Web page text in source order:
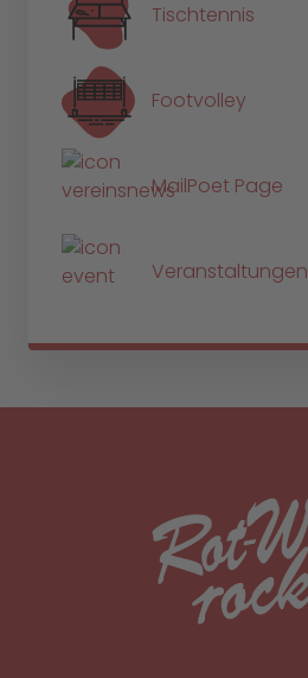
Tischtennis
Footvolley
MailPoet Page
Veranstaltungen